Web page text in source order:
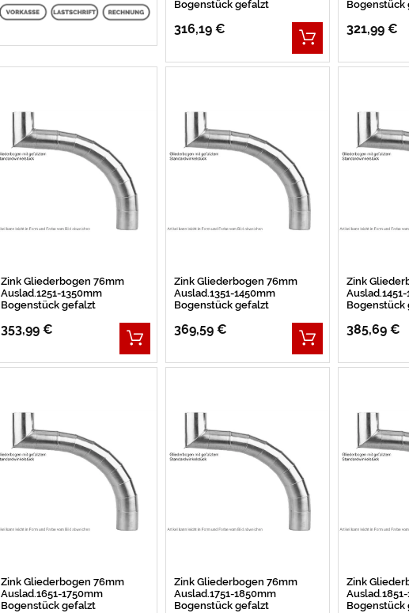
Bogenstück gefalzt
316,19 €
Bogenstück
321,99 €
Zink Gliederbogen 76mm
Auslad.1251-1350mm
Bogenstück gefalzt
353,99 €
Zink Gliederbogen 76mm
Auslad.1351-1450mm
Bogenstück gefalzt
369,59 €
Zink
Bogenstück
385,69 €
Zink Gliederbogen 76mm
Auslad.1651-1750mm
Bogenstück gefalzt
Zink Gliederbogen 76mm
Auslad.1751-1850mm
Bogenstück gefalzt
Zink
Bogenstück